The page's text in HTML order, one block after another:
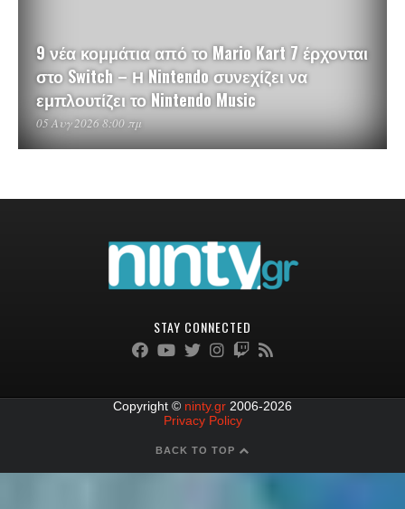
9 νέα κομμάτια από το Mario Kart 7 έρχονται
στο Switch – Η Nintendo συνεχίζει να
εμπλουτίζει το Nintendo Music
05 Αυγ 2026 8:00 πμ
STAY CONNECTED
Copyright © ninty.gr 2006-2026
Privacy Policy
BACK TO TOP